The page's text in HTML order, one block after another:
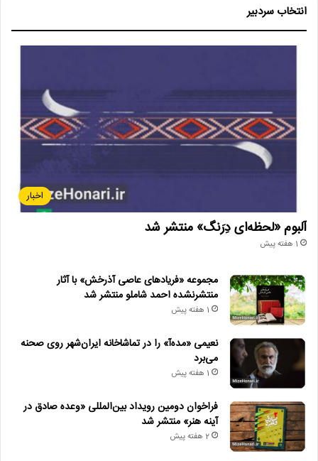
انتخاب سردبیر
اخبار
آلبوم «لحظه‌ای دِرَنگ» منتشر شد
1 هفته پیش
مجموعه «فریادهای عاصی آذرخش» با آثار
منتشرنشده احمد شاملو منتشر شد
1 هفته پیش
نعیمی «مده‌آ» را در تماشاخانه ایران‌شهر روی صحنه
می‌برد
1 هفته پیش
فراخوان دومین رویداد بین‌المللی «وعده صادق در
آینه هنر» منتشر شد
2 هفته پیش